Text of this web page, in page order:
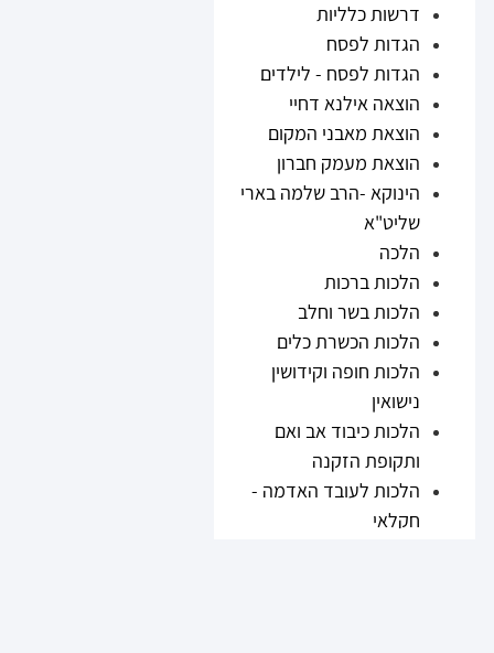
דרשות כלליות
הגדות לפסח
הגדות לפסח - לילדים
הוצאה אילנא דחיי
הוצאת מאבני המקום
הוצאת מעמק חברון
הינוקא -הרב שלמה בארי
שליט"א
הלכה
הלכות ברכות
הלכות בשר וחלב
הלכות הכשרת כלים
הלכות חופה וקידושין
נישואין
הלכות כיבוד אב ואם
ותקופת הזקנה
הלכות לעובד האדמה -
חקלאי